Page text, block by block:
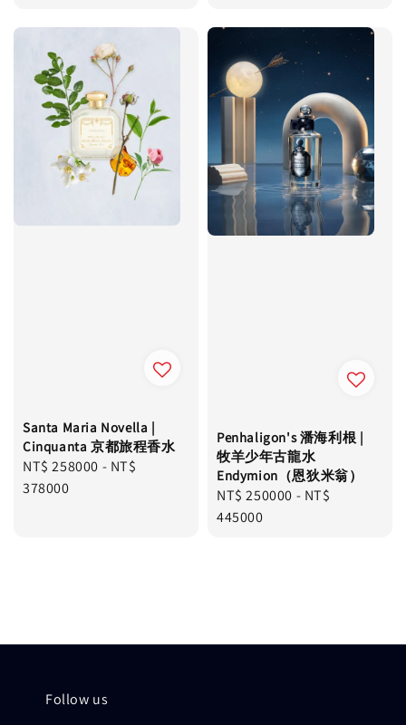
Santa Maria Novella |
Cinquanta 京都旅程香水
Regular
price
NT$ 258000 - NT$
378000
Penhaligon's 潘海利根 |
牧羊少年古龍水
Endymion（恩狄米翁）
Regular
price
NT$ 250000 - NT$
445000
Follow us